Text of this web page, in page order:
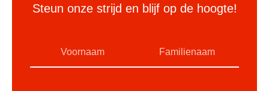
Steun onze strijd en blijf op de hoogte!